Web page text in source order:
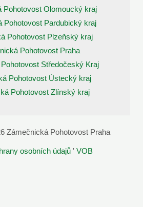
Pohotovost Olomoucký kraj
Pohotovost Pardubický kraj
Pohotovost Plzeňský kraj
Pohotovost Praha
Středočeský Kraj
Pohotovost Ústecký kraj
Pohotovost Zlínský kraj
Zámečnická Pohotovost Praha
osobních údajů ' VOB